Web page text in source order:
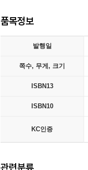
품목정보
발행일
쪽수, 무게, 크기
ISBN13
ISBN10
KC인증
관련분류